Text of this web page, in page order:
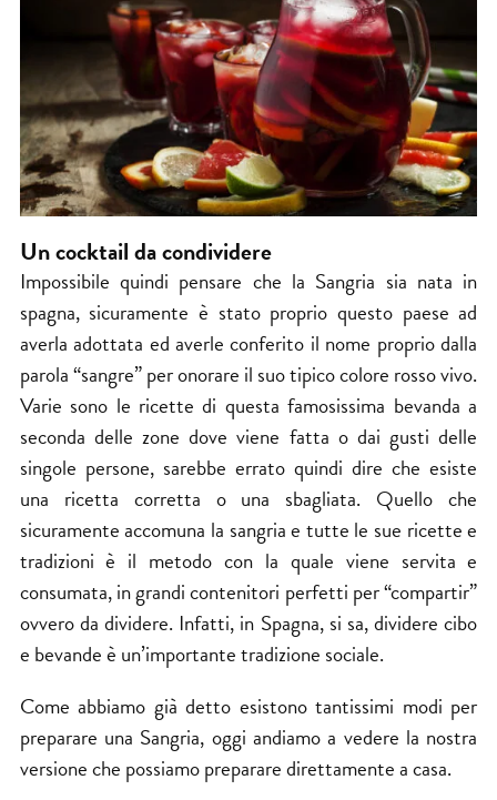
Un cocktail da condividere
Impossibile quindi pensare che la Sangria sia nata in
spagna, sicuramente è stato proprio questo paese ad
averla adottata ed averle conferito il nome proprio dalla
parola “sangre” per onorare il suo tipico colore rosso vivo.
Varie sono le ricette di questa famosissima bevanda a
seconda delle zone dove viene fatta o dai gusti delle
singole persone, sarebbe errato quindi dire che esiste
una ricetta corretta o una sbagliata. Quello che
sicuramente accomuna la sangria e tutte le sue ricette e
tradizioni è il metodo con la quale viene servita e
consumata, in grandi contenitori perfetti per “compartir”
ovvero da dividere. Infatti, in Spagna, si sa, dividere cibo
e bevande è un’importante tradizione sociale.
Come abbiamo già detto esistono tantissimi modi per
preparare una Sangria, oggi andiamo a vedere la nostra
versione che possiamo preparare direttamente a casa.